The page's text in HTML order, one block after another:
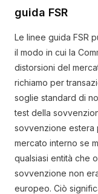
guida FSR
Le linee guida FSR
il modo in cui la
distorsioni del
richiamo per
soglie standard di
test della
sovvenzione estera
mercato interno se
qualsiasi entità che
sovvenzione non
europeo. Ciò